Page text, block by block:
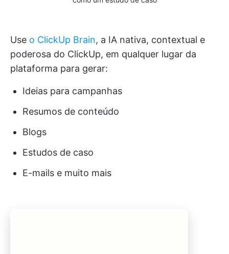
Use o ClickUp Brain, a IA nativa, contextual e
poderosa do ClickUp, em qualquer lugar da
plataforma para gerar:
Ideias para campanhas
Resumos de conteúdo
Blogs
Estudos de caso
E-mails e muito mais